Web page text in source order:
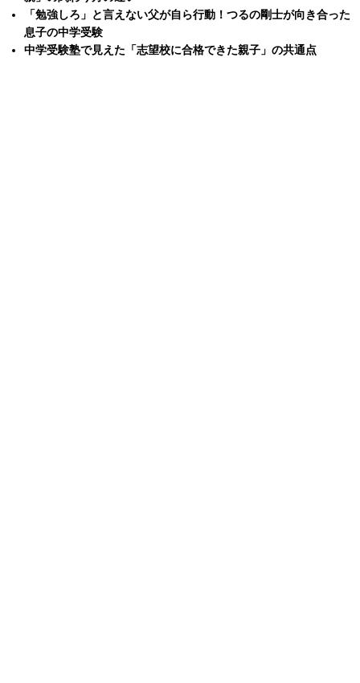
「勉強しろ」と言えない父が自ら行動！つるの剛士が向き合った
息子の中学受験
中学受験塾で見えた「志望校に合格できた親子」の共通点